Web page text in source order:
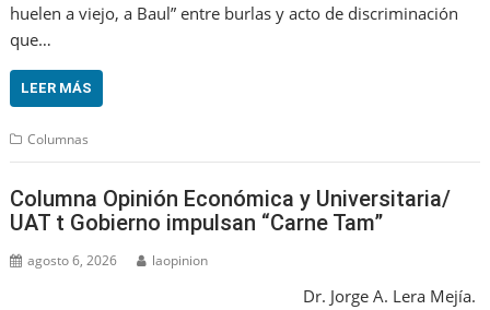
huelen a viejo, a Baul” entre burlas y acto de discriminación
que…
LEER MÁS
Columnas
Columna Opinión Económica y Universitaria/
UAT t Gobierno impulsan “Carne Tam”
agosto 6, 2026 laopinion
Dr. Jorge A. Lera Mejía.